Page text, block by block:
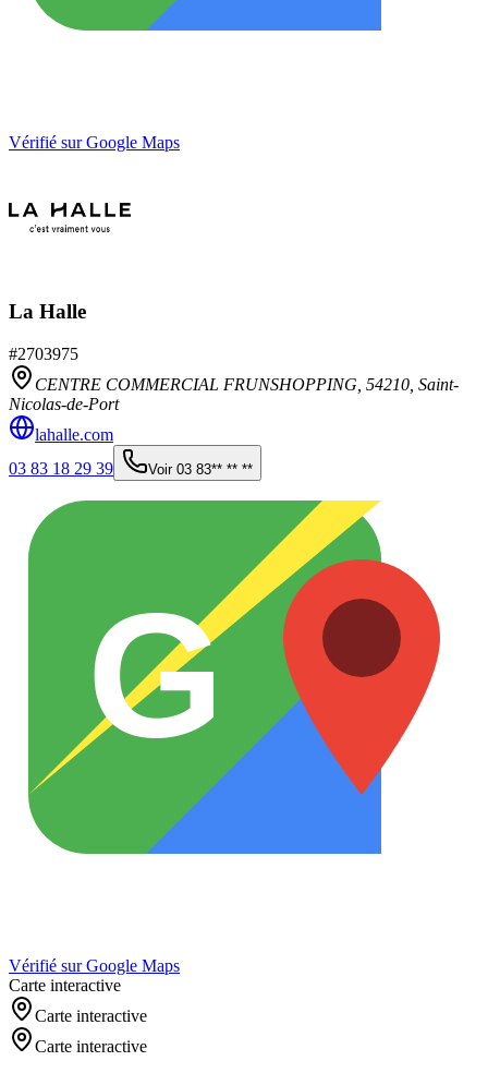
Vérifié sur Google Maps
La Halle
#2703975
CENTRE COMMERCIAL FRUNSHOPPING, 54210 Saint-
Nicolas-de-Port
lahalle.com
03 83 18 29 39
Voir 03 83** ** **
G
Vérifié sur Google Maps
Carte interactive
Carte interactive
Carte interactive